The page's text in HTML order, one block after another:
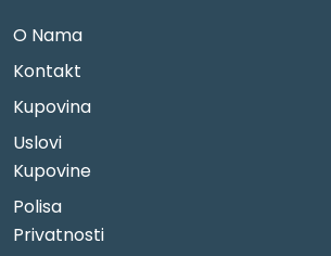
O Nama
Kontakt
Kupovina
Uslovi
Kupovine
Polisa
Privatnosti